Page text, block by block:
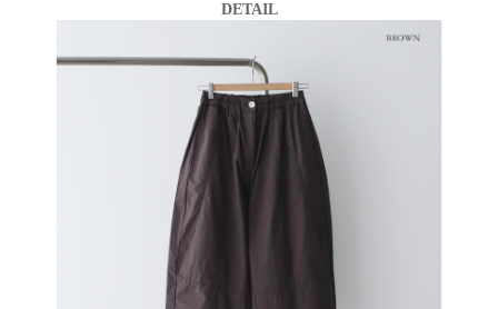
DETAIL